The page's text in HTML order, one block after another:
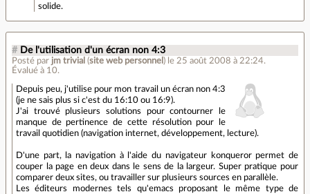
solide.
# De l'utilisation d'un écran non 4:3
Posté par jm trivial (site web personnel ) le 25 août 2008 à 22:24.
Évalué à 10.
Depuis peu, j'utilise pour mon travail un écran non 4:3
(je ne sais plus si c'est du 16:10 ou 16:9).
J'ai trouvé plusieurs solutions pour contourner le
manque de pertinence de cette résolution pour le
travail quotidien (navigation internet, développement, lecture).
D'une part, la navigation à l'aide du navigateur konqueror permet de
couper la page en deux dans le sens de la largeur. Super pratique pour
comparer deux sites, ou travailler sur plusieurs sources en parallèle.
Les éditeurs modernes tels qu'emacs proposant le même type de